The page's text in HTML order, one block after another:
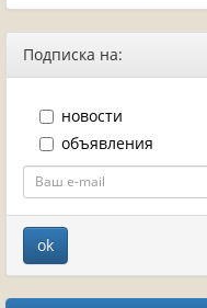
Подписка на:
новости
объявления